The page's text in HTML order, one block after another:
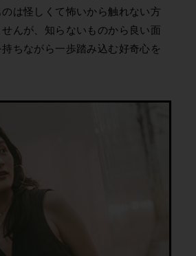
は怪しくて怖いから触れない方
んが、知らないものから良い面
ちながら一歩踏み込む好奇心を